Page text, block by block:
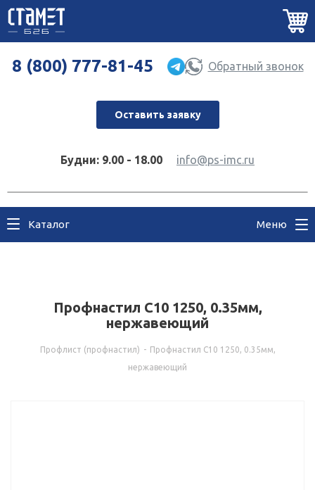
8 (800) 777-81-45 Обратный звонок
Оставить заявку
Будни: 9.00 - 18.00 info@ps-imc.ru
Каталог Меню
Профнастил С10 1250, 0.35мм,
нержавеющий
Профлист (профнастил) - Профнастил С10 1250, 0.35мм,
нержавеющий